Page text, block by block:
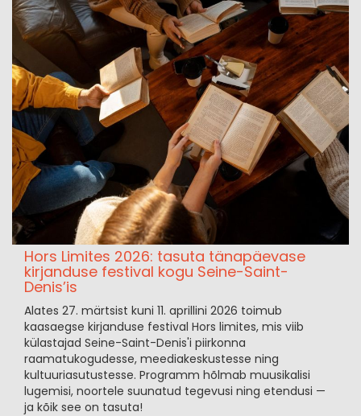
Hors Limites 2026: tasuta tänapäevase
kirjanduse festival kogu Seine-Saint-
Denis’is
Alates 27. märtsist kuni 11. aprillini 2026 toimub
kaasaegse kirjanduse festival Hors limites, mis viib
külastajad Seine-Saint-Denis'i piirkonna
raamatukogudesse, meediakeskustesse ning
kultuuriasutustesse. Programm hõlmab muusikalisi
lugemisi, noortele suunatud tegevusi ning etendusi —
ja kõik see on tasuta!